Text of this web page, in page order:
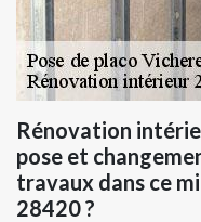
Rénovation
pose et
travaux dans ce
28420 ?